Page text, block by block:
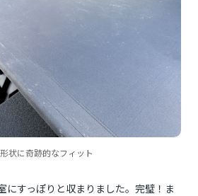
状に奇跡的なフィット
にすっぽりと収まりました。完璧！ま